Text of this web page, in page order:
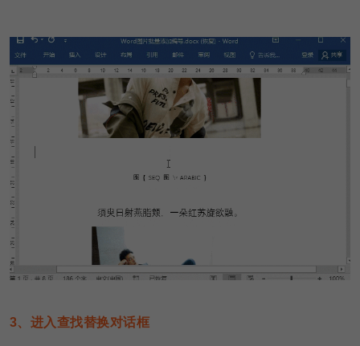
3、进入查找替换对话框